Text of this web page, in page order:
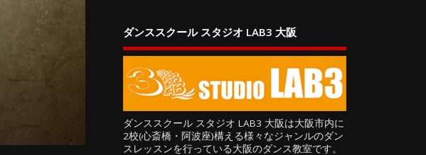
ダンススクール スタジオ LAB3 大阪
ダンススクール スタジオ LAB3 大阪は大阪市内に
2校(心斎橋・阿波座)構える様々なジャンルのダン
スレッスンを行っている大阪のダンス教室です。